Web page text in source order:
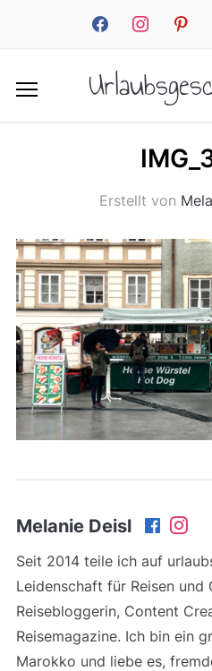
facebookinstagram
Erstellt von
Melanie Deisl
Seit 2014 teile ich auf
Leidenschaft für Reisen und
Reisebloggerin, Content
Reisemagazine. Ich bin ein
Marokko und liebe es,